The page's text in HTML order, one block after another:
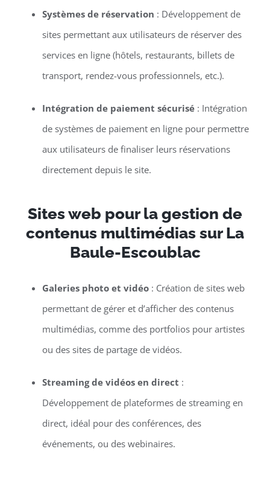
Systèmes de réservation : Développement de
sites permettant aux utilisateurs de réserver des
services en ligne (hôtels, restaurants, billets de
transport, rendez-vous professionnels, etc.).
Intégration de paiement sécurisé: Intégration
de systèmes de paiement en ligne pour permettre
aux utilisateurs de finaliser leurs réservations
directement depuis le site.
Sites web pour la gestion de
contenus multimédias sur La
Baule-Escoublac
Galeries photo et vidéo: Création de sites web
permettant de gérer et d’afficher des contenus
multimédias, comme des portfolios pour artistes
ou des sites de partage de vidéos.
Streaming de vidéos en direct :
Développement de plateformes de streaming en
direct, idéal pour des conférences, des
événements, ou des webinaires.